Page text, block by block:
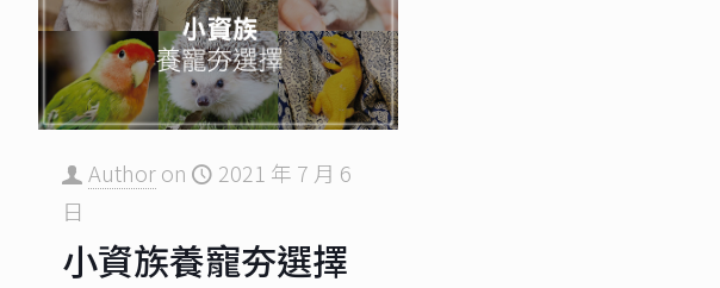
Author on
2021 年 7 月 6
日
小資族養寵夯選擇